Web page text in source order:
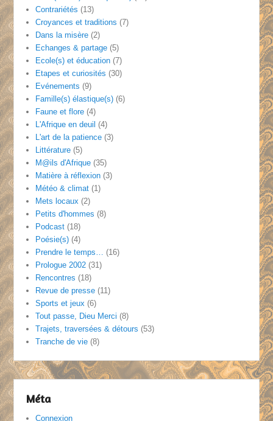
Contrariétés (13)
Croyances et traditions (7)
Dans la misère (2)
Echanges & partage (5)
Ecole(s) et éducation (7)
Etapes et curiosités (30)
Evénements (9)
Famille(s) élastique(s) (6)
Faune et flore (4)
L'Afrique en deuil (4)
L'art de la patience (3)
Littérature (5)
M@ils d'Afrique (35)
Matière à réflexion (3)
Météo & climat (1)
Mets locaux (2)
Petits d'hommes (8)
Podcast (18)
Poésie(s) (4)
Prendre le temps…
(16)
Prologue 2002 (31)
Rencontres (18)
Revue de presse (11)
Sports et jeux (6)
Tout passe, Dieu Merci (8)
Trajets, traversées & détours (53)
Tranche de vie (8)
Méta
Connexion